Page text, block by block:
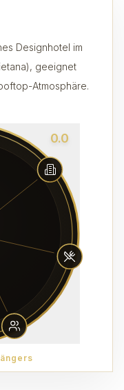
Designhotel im
geeignet
Atmosphäre.
0.0